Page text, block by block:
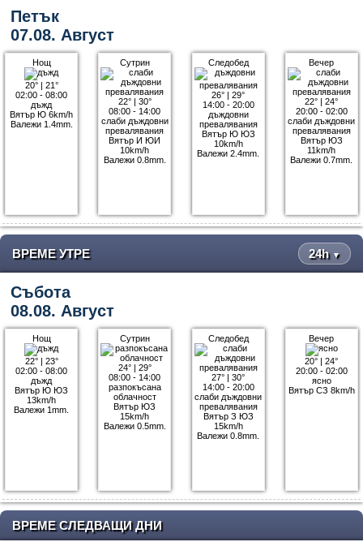
Петък
07.08. Август
Нощ
20°| 21°
02:00 - 08:00
дъжд
Вятър Ю 6km/h
Валежи 1.4mm.
Сутрин
22°| 30°
08:00 - 14:00
слаби дъждовни
превалявания
Вятър И ЮИ
10km/h
Валежи 0.8mm.
Следобед
26° |29°
14:00 - 20:00
дъждовни
превалявания
Вятър Ю ЮЗ
10km/h
Валежи 2.4mm.
Вечер
22° |24°
20:00 - 02:00
слаби дъждовни
превалявания
Вятър ЮЗ
11km/h
Валежи 0.7mm.
ВРЕМЕ УТРЕ 24h ▼
Събота
08.08. Август
Нощ
22°| 23°
02:00 - 08:00
дъжд
Вятър Ю ЮЗ
13km/h
Валежи 1mm.
Сутрин
24°| 29°
08:00 - 14:00
разпокъсана
облачност
Вятър ЮЗ
15km/h
Валежи 0.5mm.
Следобед
27° |30°
14:00 - 20:00
слаби дъждовни
превалявания
Вятър З ЮЗ
15km/h
Валежи 0.8mm.
Вечер
20° |24°
20:00 - 02:00
ясно
Вятър СЗ 8km/h
ВРЕМЕ СЛЕДВАЩИ ДНИ